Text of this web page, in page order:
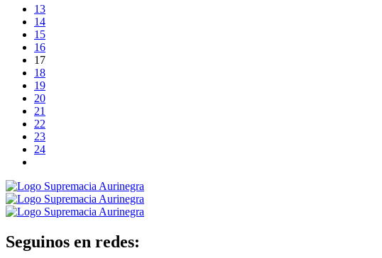
13
14
15
16
17
18
19
20
21
22
23
24
Seguinos en redes: